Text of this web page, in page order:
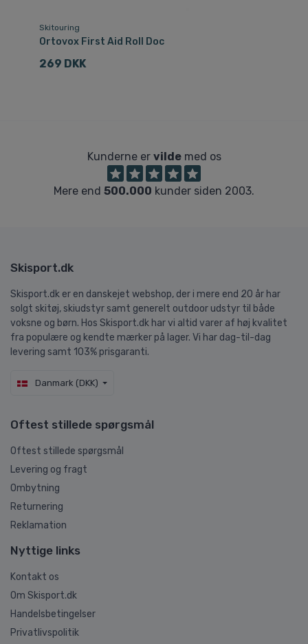
Skitouring
Ortovox First Aid Roll Doc
269 DKK
Kunderne er vildemed os
Mere end 500.000 kunder siden 2003.
Skisport.dk
Skisport.dk er en danskejet webshop, der i mere end 20 år har
solgt skitøj, skiudstyr samt generelt outdoor udstyr til både
voksne og børn. Hos Skisport.dk har vi altid varer af høj kvalitet
fra populære og kendte mærker på lager. Vi har dag-til-dag
levering samt 103% prisgaranti.
Danmark (DKK)
Oftest stillede spørgsmål
Oftest stillede spørgsmål
Levering og fragt
Ombytning
Returnering
Reklamation
Nyttige links
Kontakt os
Om Skisport.dk
Handelsbetingelser
Privatlivspolitik